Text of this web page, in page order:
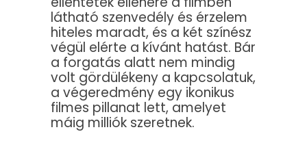
látható szenvedély és érzelem
hiteles maradt, és a két színész
végül elérte a kívánt hatást. Bár
a forgatás alatt nem mindig
volt gördülékeny a kapcsolatuk,
a végeredmény egy ikonikus
filmes pillanat lett, amelyet
máig milliók szeretnek.